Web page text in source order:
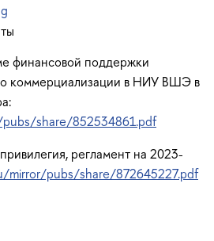
финансовой поддержки
коммерциализации в НИУ ВШЭ в
share/852534861.pdf
регламент на 2023-
mirror/pubs/share/872645227.pdf